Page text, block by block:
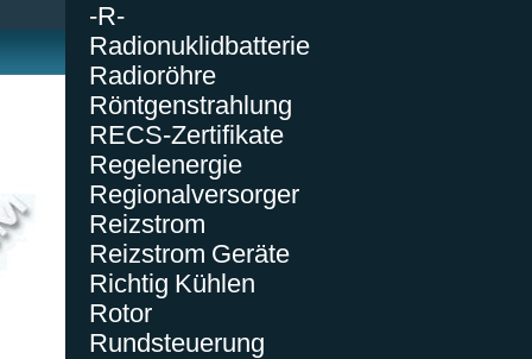
-R-
Radionuklidbatterie
Radioröhre
Röntgenstrahlung
RECS-Zertifikate
Regelenergie
Regionalversorger
Reizstrom
Reizstrom Geräte
Richtig Kühlen
Rotor
Rundsteuerung